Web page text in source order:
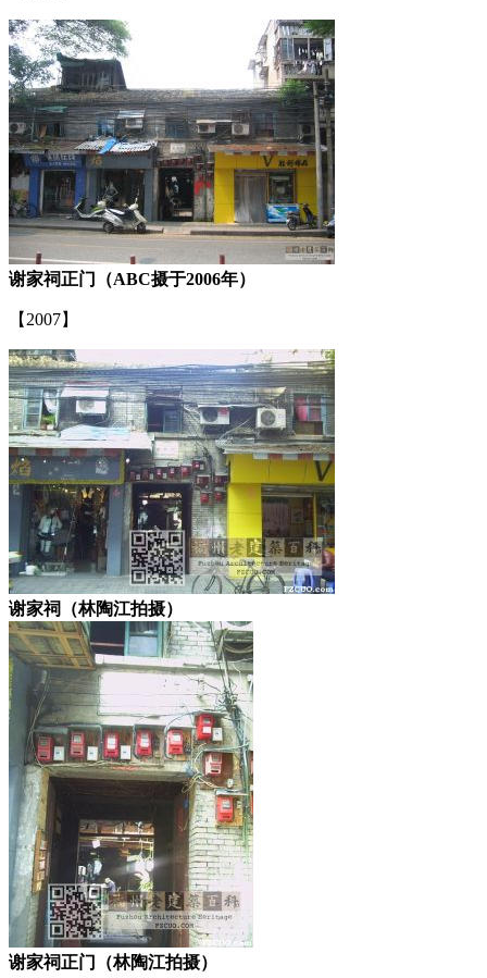
谢家祠正门（ABC摄于2006年）
【2007】
谢家祠（林陶江拍摄）
谢家祠正门（林陶江拍摄）